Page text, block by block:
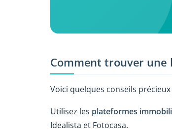
Comment trouver
Voici quelques conseils
Utilisez les plateformes
Idealista et Fotocasa.